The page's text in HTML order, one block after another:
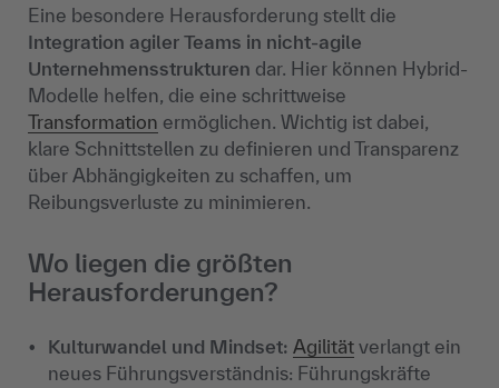
Eine besondere Herausforderung stellt die
Integration agiler Teams in nicht-agile
Unternehmensstrukturen dar. Hier können Hybrid-
Modelle helfen, die eine schrittweise
Transformation ermöglichen. Wichtig ist dabei,
klare Schnittstellen zu definieren und Transparenz
über Abhängigkeiten zu schaffen, um
Reibungsverluste zu minimieren.
Wo liegen die größten
Herausforderungen?
Kulturwandel und Mindset: Agilität verlangt ein
neues Führungsverständnis: Führungskräfte